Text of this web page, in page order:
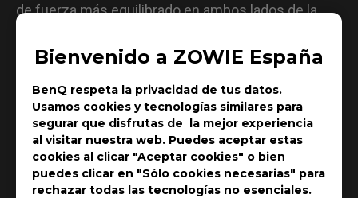
Bienvenido a ZOWIE España
BenQ respeta la privacidad de tus datos.
Usamos cookies y tecnologías similares para
segurar que disfrutas de la mejor experiencia
al visitar nuestra web. Puedes aceptar estas
cookies al clicar "Aceptar cookies" o bien
puedes clicar en "Sólo cookies necesarias" para
rechazar todas las tecnologías no esenciales.
de fuerza más equilibrado en ambos lados de la
mouse.